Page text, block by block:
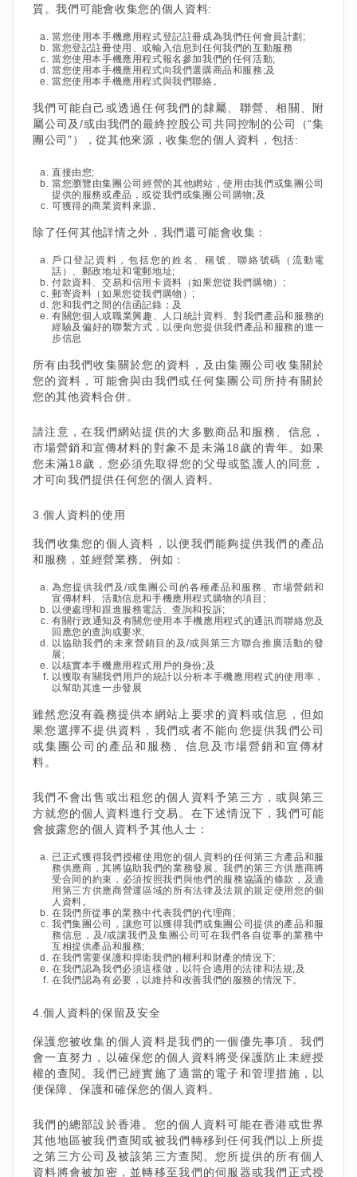
質。我們可能會收集您的個人資料:
當您使用本手機應用程式登記註冊成為我們任何會員計劃;
當您登記註冊使用、或輸入信息到任何我們的互動服務
當您使用本手機應用程式報名參加我們的任何活動;
當您使用本手機應用程式向我們選購商品和服務;及
當您使用本手機應用程式與我們聯絡。
我們可能自己或透過任何我們的隸屬、聯營、相關、附
屬公司及/或由我們的最終控股公司共同控制的公司（“集
團公司”），從其他來源，收集您的個人資料，包括:
直接由您;
當您瀏覽由集團公司經營的其他網站，使用由我們或集團公司
提供的服務或產品，或從我們或集團公司購物;及
可獲得的商業資料來源。
除了任何其他詳情之外，我們還可能會收集：
戶口登記資料，包括您的姓名、稱號、聯絡號碼（流動電
話）、郵政地址和電郵地址;
付款資料、交易和信用卡資料（如果您從我們購物）;
郵寄資料（如果您從我們購物）;
您和我們之間的信函記錄；及
有關您個人或職業興趣、人口統計資料、對我們產品和服務的
經驗及偏好的聯繫方式，以便向您提供我們產品和服務的進一
步信息
所有由我們收集關於您的資料，及由集團公司收集關於
您的資料，可能會與由我們或任何集團公司所持有關於
您的其他資料合併。
請注意，在我們網站提供的大多數商品和服務、信息，
市場營銷和宣傳材料的對象不是未滿18歲的青年。如果
您未滿18歲，您必須先取得您的父母或監護人的同意，
才可向我們提供任何您的個人資料。
3.個人資料的使用
我們收集您的個人資料，以便我們能夠提供我們的產品
和服務，並經營業務。例如：
為您提供我們及/或集團公司的各種產品和服務、市場營銷和
宣傳材料、活動信息和手機應用程式購物的項目;
以便處理和跟進服務電話、查詢和投訴;
有關行政通知及有關您使用本手機應用程式的通訊而聯絡您及
回應您的查詢或要求;
以協助我們的未來營銷目的及/或與第三方聯合推廣活動的發
展;
以核實本手機應用程式用戶的身份;及
以獲取有關我們用戶的統計以分析本手機應用程式的使用率，
以幫助其進一步發展
雖然您沒有義務提供本網站上要求的資料或信息，但如
果您選擇不提供資料，我們或者不能向您提供我們公司
或集團公司的產品和服務、信息及市場營銷和宣傳材
料。
我們不會出售或出租您的個人資料予第三方，或與第三
方就您的個人資料進行交易。在下述情況下，我們可能
會披露您的個人資料予其他人士：
已正式獲得我們授權使用您的個人資料的任何第三方產品和服
務供應商，其將協助我們的業務發展。我們的第三方供應商將
受合同的約束，必須按照我們與他們的服務協議的條款，及適
用第三方供應商營運區域的所有法律及法規的規定使用您的個
人資料。
在我們所從事的業務中代表我們的代理商;
我們集團公司，讓您可以獲得我們或集團公司提供的產品和服
務信息，及/或讓我們及集團公司可在我們各自從事的業務中
互相提供產品和服務;
在我們需要保護和捍衛我們的權利和財產的情況下;
在我們認為我們必須這樣做，以符合適用的法律和法規;及
在我們認為有必要，以維持和改善我們的服務的情況下。
4.個人資料的保留及安全
保護您被收集的個人資料是我們的一個優先事項。我們
會一直努力，以確保您的個人資料將受保護防止未經授
權的查閱。我們已經實施了適當的電子和管理措施，以
便保障、保護和確保您的個人資料。
我們的總部設於香港。您的個人資料可能在香港或世界
其他地區被我們查閱或被我們轉移到任何我們以上所提
之第三方公司及被該第三方查閱。您所提供的所有個人
資料將會被加密，並轉移至我們的伺服器或我們正式授